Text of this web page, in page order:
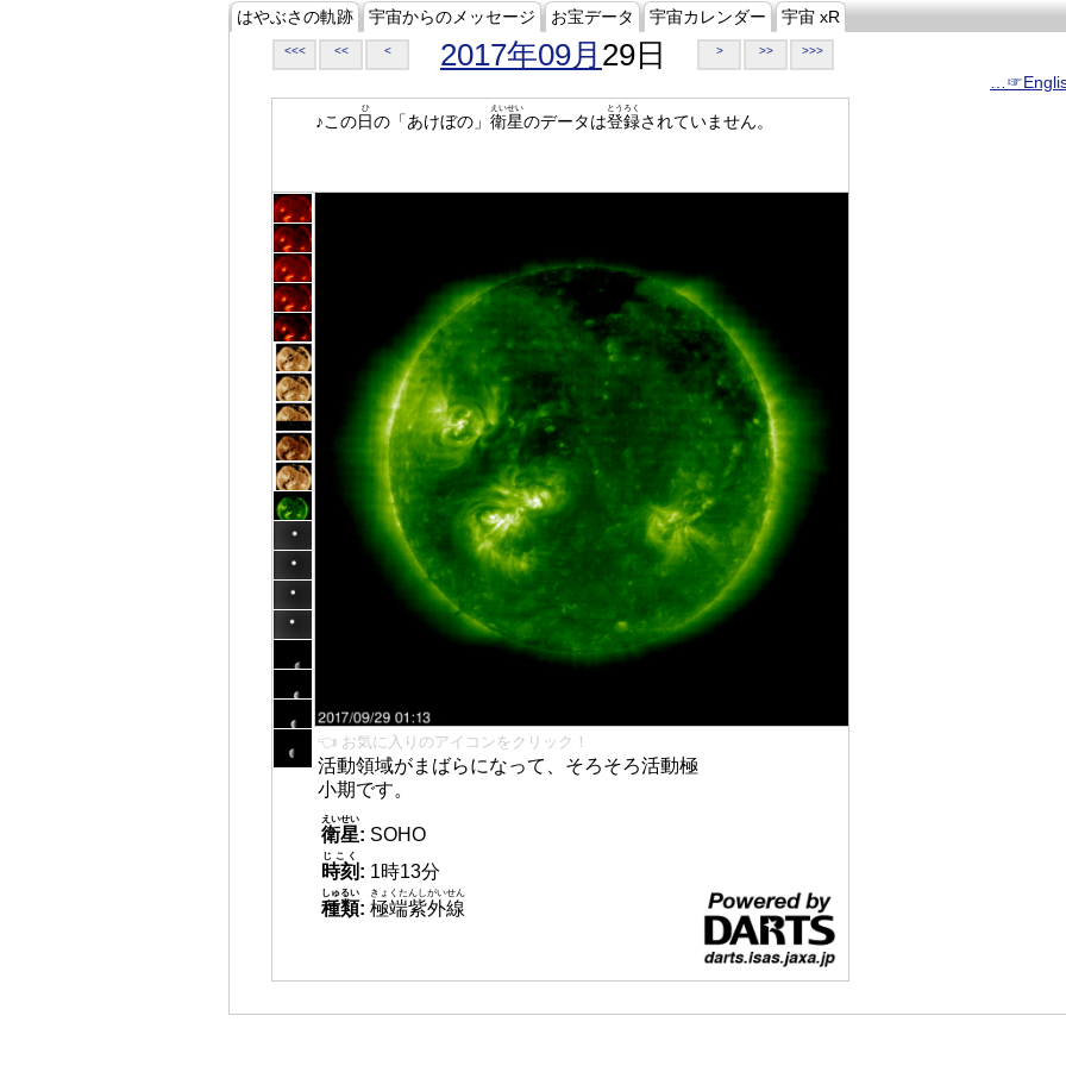
はやぶさの軌跡 宇宙からのメッセージ お宝データ 宇宙カレンダー 宇宙 xR
<<< << < 2017年09月 29日 > >> >>>
♪この日
ひ
の「あけぼの」 衛星
えいせい
のデータは登録
とうろく
されていません。
👈 お気に入りのアイコンをクリック！
活動領域がまばらになって、そろそろ活動極
小期です。
衛星
えいせい
: SOHO
時刻
じこく
: 1時13分
種類
しゅるい
: 極端紫外線
きょくたんしがいせん